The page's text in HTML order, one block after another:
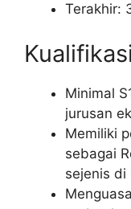
Terakhir:
Minimal
jurusan
Memiliki
sebagai
sejenis di